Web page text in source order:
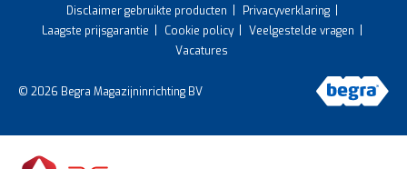
Disclaimer gebruikte producten
Privacyverklaring
Laagste prijsgarantie
Cookie policy
Veelgestelde vragen
Vacatures
© 2026 Begra Magazijninrichting BV